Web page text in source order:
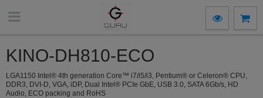
KINO-DH810-ECO
LGA1150 Intel® 4th generation Core™ i7/i5/i3, Pentium® or Celeron® CPU,
DDR3, DVI-D, VGA, iDP, Dual Intel® PCIe GbE, USB 3.0, SATA 6Gb/s, HD
Audio, ECO packing and RoHS